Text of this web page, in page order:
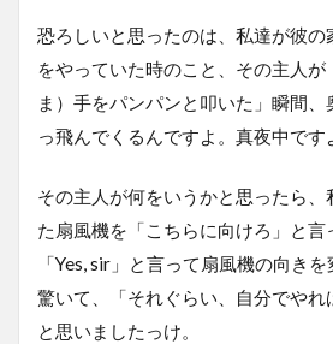
恐ろしいと思ったのは、私達が彼の
をやっていた時のこと、その主人が
ま）手をパンパンと叩いた」瞬間
っ飛んでくるんですよ。真夜中です
その主人が何をいうかと思ったら、
た扇風機を「こちらに向けろ」と言
「Yes, sir」と言って扇風機の向き
驚いて、「それぐらい、自分でやれ
と思いましたっけ。